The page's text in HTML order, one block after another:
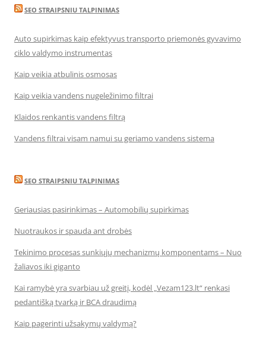
SEO STRAIPSNIU TALPINIMAS
Auto supirkimas kaip efektyvus transporto priemonės gyvavimo
ciklo valdymo instrumentas
Kaip veikia atbulinis osmosas
Kaip veikia vandens nugeležinimo filtrai
Klaidos renkantis vandens filtrą
Vandens filtrai visam namui su geriamo vandens sistema
SEO STRAIPSNIU TALPINIMAS
Geriausias pasirinkimas – Automobilių supirkimas
Nuotraukos ir spauda ant drobės
Tekinimo procesas sunkiųjų mechanizmų komponentams – Nuo
žaliavos iki giganto
Kai ramybė yra svarbiau už greitį, kodėl „Vezam123.lt“ renkasi
pedantišką tvarką ir BCA draudimą
Kaip pagerinti užsakymų valdymą?